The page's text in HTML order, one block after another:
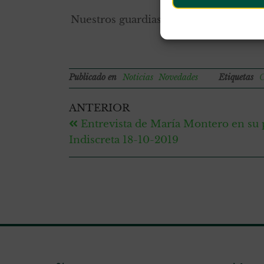
faltan
Nuestros guardias civiles se
Publicado en Noticias Novedades Etiquetas
ANTERIOR
Entrevista de María Montero en su
Indiscreta 18-10-2019